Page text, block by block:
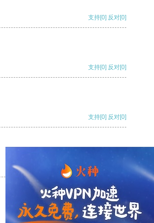
支持[0] 反对[0]
支持[0] 反对[0]
支持[0] 反对[0]
支持
支持[0] 反对[0]